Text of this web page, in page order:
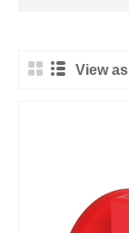
View as